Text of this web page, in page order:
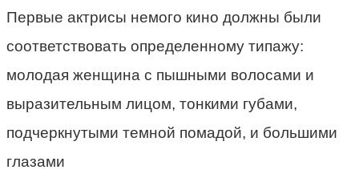
Первые актрисы немого кино должны были
соответствовать определенному типажу:
молодая женщина с пышными волосами и
выразительным лицом, тонкими губами,
подчеркнутыми темной помадой, и большими
глазами